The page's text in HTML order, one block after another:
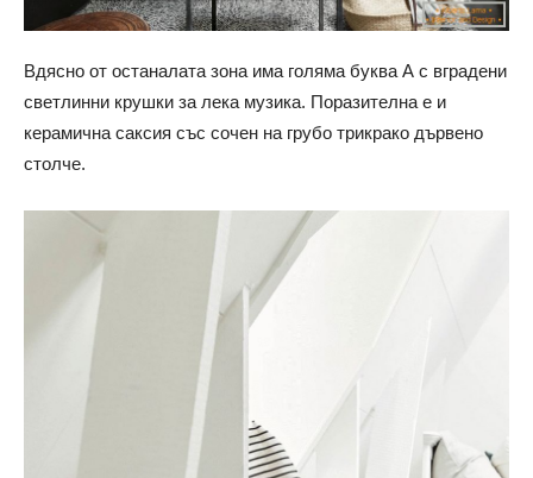
Вдясно от останалата зона има голяма буква А с вградени
светлинни крушки за лека музика. Поразителна е и
керамична саксия със сочен на грубо трикрако дървено
столче.